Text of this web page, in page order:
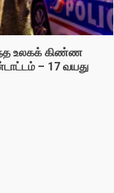
உலகக் கிண்ண
– 17 வயது